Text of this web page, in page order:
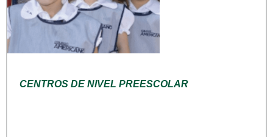
CENTROS DE NIVEL PREESCOLAR